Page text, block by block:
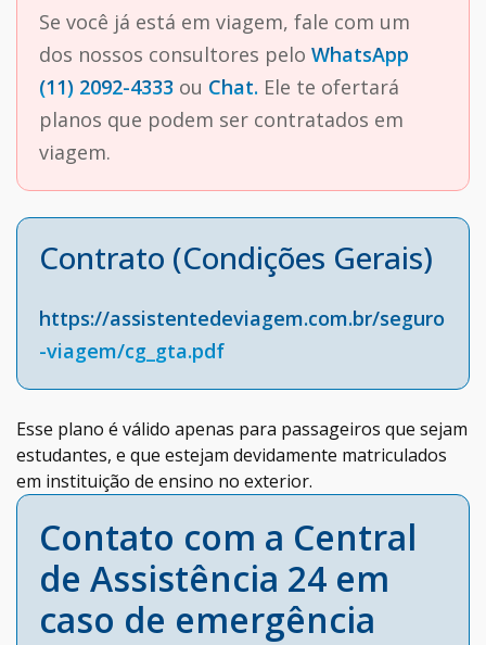
Se você já está em viagem, fale com um
dos nossos consultores pelo WhatsApp
(11) 2092-4333 ou Chat. Ele te ofertará
planos que podem ser contratados em
viagem.
Contrato (Condições Gerais)
https://assistentedeviagem.com.br/seguro
-viagem/cg_gta.pdf
Esse plano é válido apenas para passageiros que sejam
estudantes, e que estejam devidamente matriculados
em instituição de ensino no exterior.
Contato com a Central
de Assistência 24 em
caso de emergência